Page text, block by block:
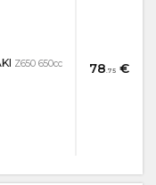
78.75 €
Z650 650cc